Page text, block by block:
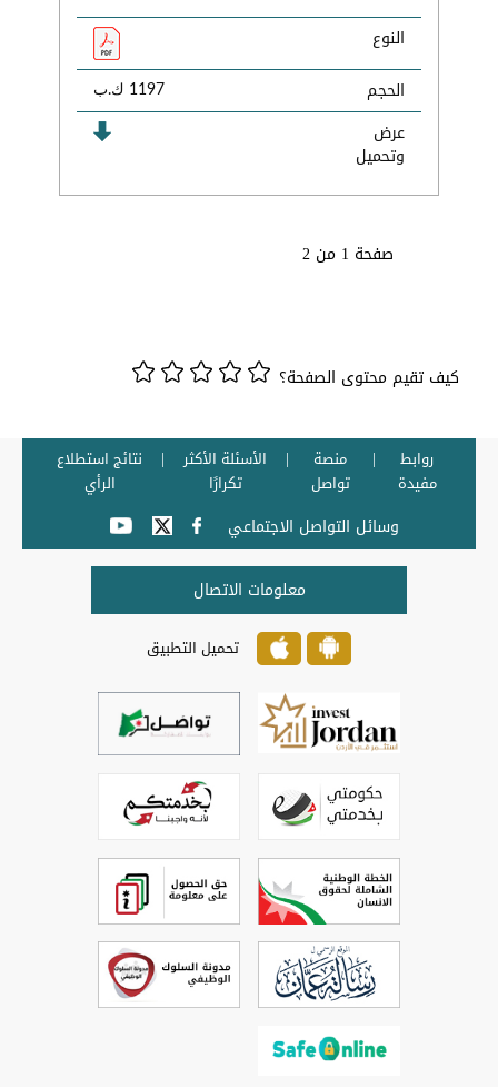
النوع
الحجم
1197 ك.ب
عرض
وتحميل
صفحة 1 من 2
كيف تقيم محتوى الصفحة؟
روابط
مفيدة
منصة
تواصل
الأسئلة الأكثر
تكرارًا
نتائج استطلاع
الرأي
وسائل التواصل الاجتماعي
معلومات الاتصال
تحميل التطبيق